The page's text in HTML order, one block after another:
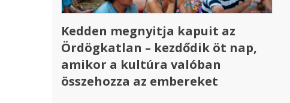
Kedden megnyitja kapuit az
Ördögkatlan – kezdődik öt nap,
amikor a kultúra valóban
összehozza az embereket